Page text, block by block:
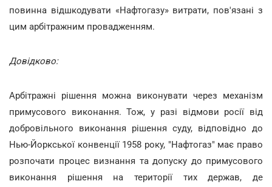
повинна відшкодувати «Нафтогазу» витрати, пов'язані з
цим арбітражним провадженням.
Довідково:
Арбітражні рішення можна виконувати через механізм
примусового виконання. Тож, у разі відмови росії від
добровільного виконання рішення суду, відповідно до
Нью-Йоркської конвенції 1958 року, "Нафтогаз" має право
розпочати процес визнання та допуску до примусового
виконання рішення на території тих держав, де